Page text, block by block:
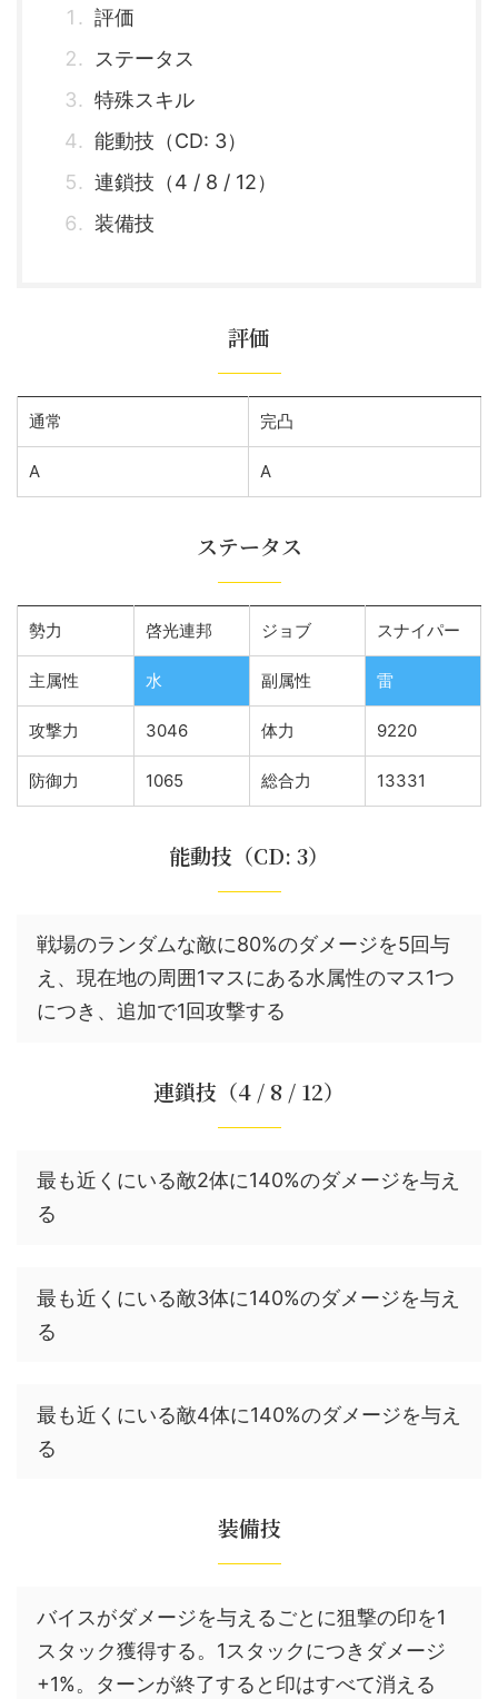
評価
ステータス
特殊スキル
能動技（CD: 3）
連鎖技（4 / 8 / 12）
装備技
評価
通常 完凸
A A
ステータス
勢力 啓光連邦 ジョブ スナイパー
主属性 水 副属性 雷
攻撃力 3046 体力 9220
防御力 1065 総合力 13331
能動技（CD: 3）
戦場のランダムな敵に80%のダメージを5回与
え、現在地の周囲1マスにある水属性のマス1つ
につき、追加で1回攻撃する
連鎖技（4 / 8 / 12）
最も近くにいる敵2体に140%のダメージを与え
る
最も近くにいる敵3体に140%のダメージを与え
る
最も近くにいる敵4体に140%のダメージを与え
る
装備技
バイスがダメージを与えるごとに狙撃の印を1
スタック獲得する。1スタックにつきダメージ
+1%。ターンが終了すると印はすべて消える